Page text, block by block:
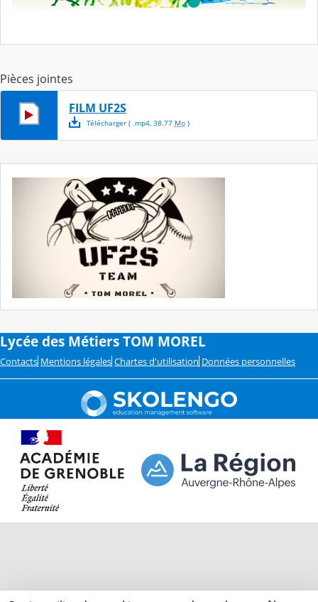
Pièces jointes
FILM UF2S
Télécharger( .mp4, 38.77 Mo)
Lycée des Métiers TOM MOREL
Contacts Mentions légales Chartes d'utilisation Données personnelles